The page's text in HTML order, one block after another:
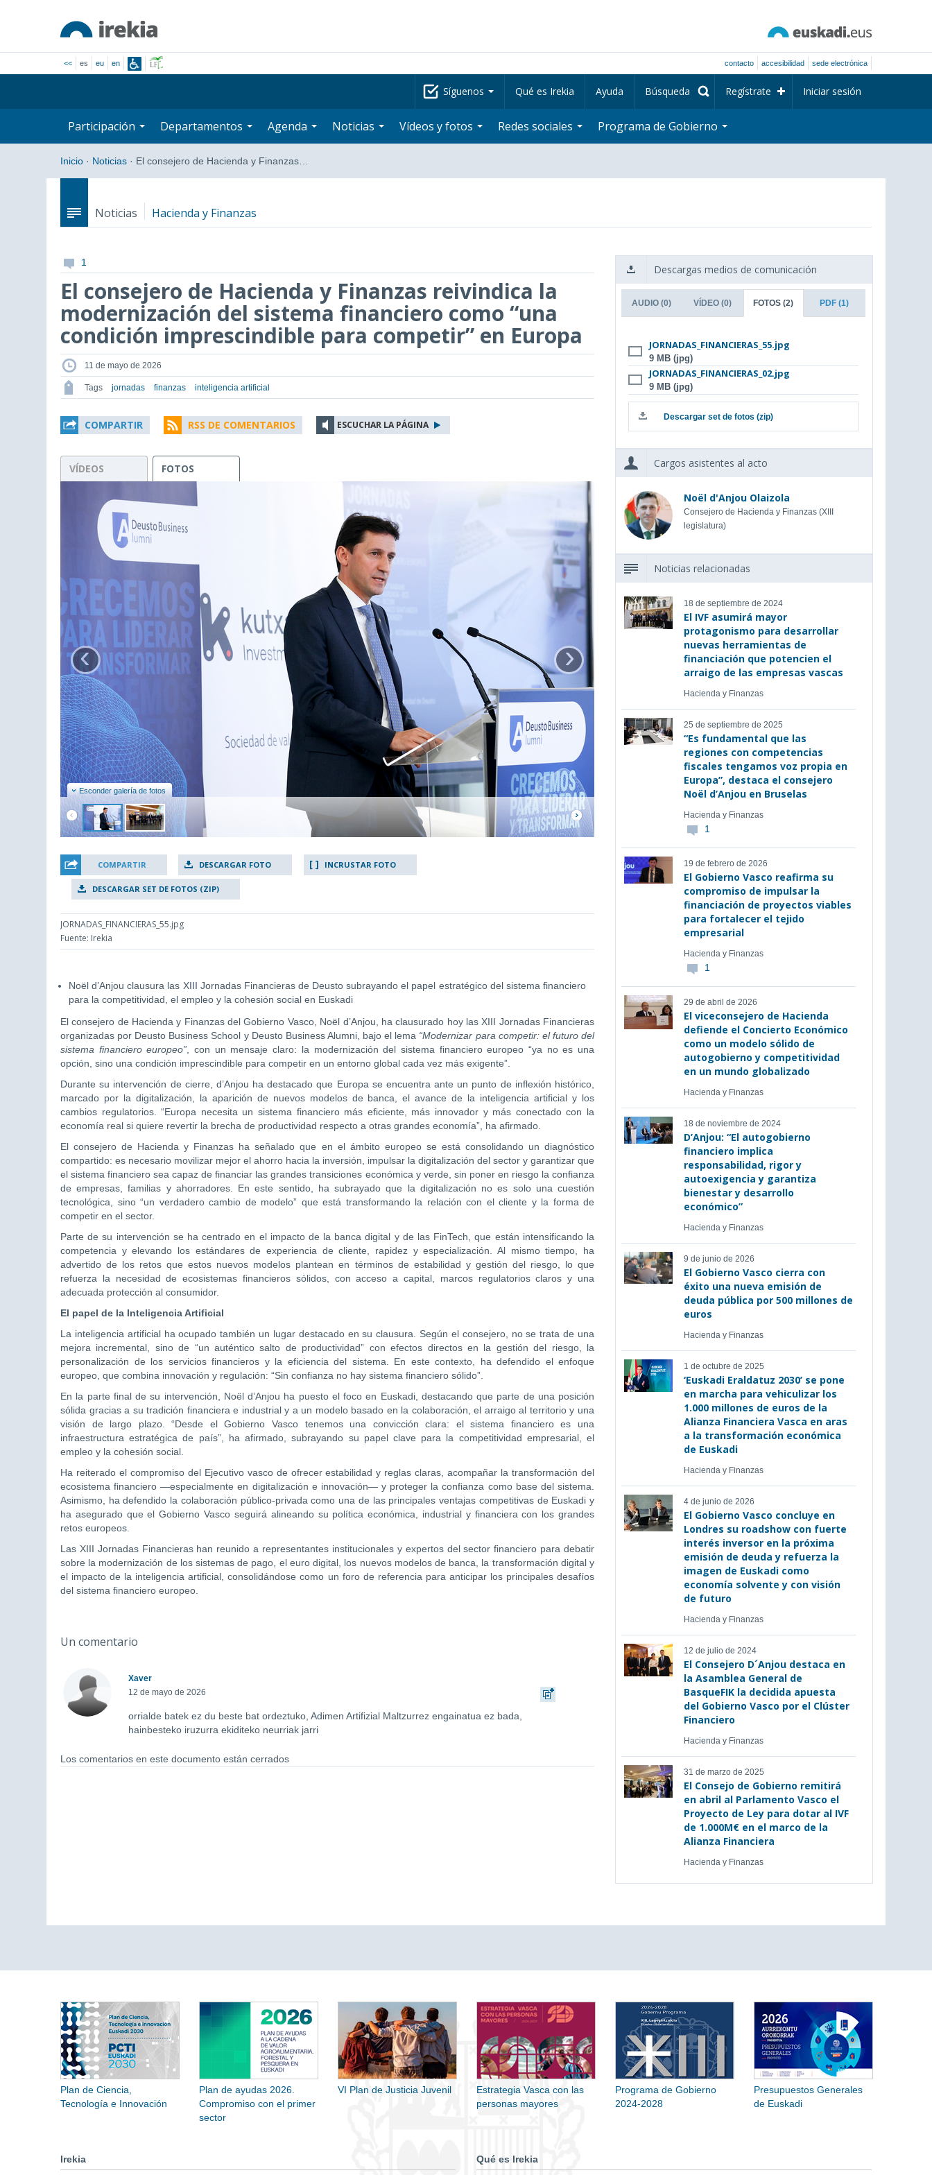
<< es eu en contacto accesibilidad sede electrónica
Síguenos Qué es Irekia Ayuda Búsqueda Regístrate Iniciar sesión
Participación Departamentos Agenda Noticias Vídeos y fotos Redes sociales Programa de Gobierno
Inicio · Noticias · El consejero de Hacienda y Finanzas…
Noticias Hacienda y Finanzas
1
El consejero de Hacienda y Finanzas reivindica la
modernización del sistema financiero como “una
condición imprescindible para competir” en Europa
11 de mayo de 2026
Tags jornadas finanzas inteligencia artificial
COMPARTIR RSS DE COMENTARIOS ESCUCHAR LA PÁGINA
VÍDEOS FOTOS
‹ ›
Esconder galería de fotos
COMPARTIR DESCARGAR FOTO INCRUSTAR FOTO
DESCARGAR SET DE FOTOS (ZIP)
JORNADAS_FINANCIERAS_55.jpg
Fuente: Irekia
Noël d’Anjou clausura las XIII Jornadas Financieras de Deusto subrayando el papel estratégico del sistema financiero
para la competitividad, el empleo y la cohesión social en Euskadi
El consejero de Hacienda y Finanzas del Gobierno Vasco, Noël d’Anjou, ha clausurado hoy las XIII Jornadas Financieras
organizadas por Deusto Business School y Deusto Business Alumni, bajo el lema “Modernizar para competir: el futuro del
sistema financiero europeo” , con un mensaje claro: la modernización del sistema financiero europeo “ya no es una
opción, sino una condición imprescindible para competir en un entorno global cada vez más exigente”.
Durante su intervención de cierre, d’Anjou ha destacado que Europa se encuentra ante un punto de inflexión histórico,
marcado por la digitalización, la aparición de nuevos modelos de banca, el avance de la inteligencia artificial y los
cambios regulatorios. “Europa necesita un sistema financiero más eficiente, más innovador y más conectado con la
economía real si quiere revertir la brecha de productividad respecto a otras grandes economía”, ha afirmado.
El consejero de Hacienda y Finanzas ha señalado que en el ámbito europeo se está consolidando un diagnóstico
compartido: es necesario movilizar mejor el ahorro hacia la inversión, impulsar la digitalización del sector y garantizar que
el sistema financiero sea capaz de financiar las grandes transiciones económica y verde, sin poner en riesgo la confianza
de empresas, familias y ahorradores. En este sentido, ha subrayado que la digitalización no es solo una cuestión
tecnológica, sino “un verdadero cambio de modelo” que está transformando la relación con el cliente y la forma de
competir en el sector.
Parte de su intervención se ha centrado en el impacto de la banca digital y de las FinTech, que están intensificando la
competencia y elevando los estándares de experiencia de cliente, rapidez y especialización. Al mismo tiempo, ha
advertido de los retos que estos nuevos modelos plantean en términos de estabilidad y gestión del riesgo, lo que
refuerza la necesidad de ecosistemas financieros sólidos, con acceso a capital, marcos regulatorios claros y una
adecuada protección al consumidor.
El papel de la Inteligencia Artificial
La inteligencia artificial ha ocupado también un lugar destacado en su clausura. Según el consejero, no se trata de una
mejora incremental, sino de “un auténtico salto de productividad” con efectos directos en la gestión del riesgo, la
personalización de los servicios financieros y la eficiencia del sistema. En este contexto, ha defendido el enfoque
europeo, que combina innovación y regulación: “Sin confianza no hay sistema financiero sólido”.
En la parte final de su intervención, Noël d’Anjou ha puesto el foco en Euskadi, destacando que parte de una posición
sólida gracias a su tradición financiera e industrial y a un modelo basado en la colaboración, el arraigo al territorio y una
visión de largo plazo. “Desde el Gobierno Vasco tenemos una convicción clara: el sistema financiero es una
infraestructura estratégica de país”, ha afirmado, subrayando su papel clave para la competitividad empresarial, el
empleo y la cohesión social.
Ha reiterado el compromiso del Ejecutivo vasco de ofrecer estabilidad y reglas claras, acompañar la transformación del
ecosistema financiero —especialmente en digitalización e innovación— y proteger la confianza como base del sistema.
Asimismo, ha defendido la colaboración público‑privada como una de las principales ventajas competitivas de Euskadi y
ha asegurado que el Gobierno Vasco seguirá alineando su política económica, industrial y financiera con los grandes
retos europeos.
Las XIII Jornadas Financieras han reunido a representantes institucionales y expertos del sector financiero para debatir
sobre la modernización de los sistemas de pago, el euro digital, los nuevos modelos de banca, la transformación digital y
el impacto de la inteligencia artificial, consolidándose como un foro de referencia para anticipar los principales desafíos
del sistema financiero europeo.
Un comentario
Xaver
12 de mayo de 2026
orrialde batek ez du beste bat ordeztuko, Adimen Artifizial Maltzurrez engainatua ez bada,
hainbesteko iruzurra ekiditeko neurriak jarri
Los comentarios en este documento están cerrados
Descargas medios de comunicación
AUDIO(0) VÍDEO(0) FOTOS (2) PDF (1)
JORNADAS_FINANCIERAS_55.jpg
9 MB (jpg)
JORNADAS_FINANCIERAS_02.jpg
9 MB (jpg)
Descargar set de fotos (zip)
Cargos asistentes al acto
Noël d'Anjou Olaizola
Consejero de Hacienda y Finanzas (XIII
legislatura)
Noticias relacionadas
18 de septiembre de 2024
El IVF asumirá mayor
protagonismo para desarrollar
nuevas herramientas de
financiación que potencien el
arraigo de las empresas vascas
Hacienda y Finanzas
25 de septiembre de 2025
“Es fundamental que las
regiones con competencias
fiscales tengamos voz propia en
Europa”, destaca el consejero
Noël d’Anjou en Bruselas
Hacienda y Finanzas
1
19 de febrero de 2026
El Gobierno Vasco reafirma su
compromiso de impulsar la
financiación de proyectos viables
para fortalecer el tejido
empresarial
Hacienda y Finanzas
1
29 de abril de 2026
El viceconsejero de Hacienda
defiende el Concierto Económico
como un modelo sólido de
autogobierno y competitividad
en un mundo globalizado
Hacienda y Finanzas
18 de noviembre de 2024
D’Anjou: “El autogobierno
financiero implica
responsabilidad, rigor y
autoexigencia y garantiza
bienestar y desarrollo
económico”
Hacienda y Finanzas
9 de junio de 2026
El Gobierno Vasco cierra con
éxito una nueva emisión de
deuda pública por 500 millones de
euros
Hacienda y Finanzas
1 de octubre de 2025
‘Euskadi Eraldatuz 2030’ se pone
en marcha para vehiculizar los
1.000 millones de euros de la
Alianza Financiera Vasca en aras
a la transformación económica
de Euskadi
Hacienda y Finanzas
4 de junio de 2026
El Gobierno Vasco concluye en
Londres su roadshow con fuerte
interés inversor en la próxima
emisión de deuda y refuerza la
imagen de Euskadi como
economía solvente y con visión
de futuro
Hacienda y Finanzas
12 de julio de 2024
El Consejero D´Anjou destaca en
la Asamblea General de
BasqueFIK la decidida apuesta
del Gobierno Vasco por el Clúster
Financiero
Hacienda y Finanzas
31 de marzo de 2025
El Consejo de Gobierno remitirá
en abril al Parlamento Vasco el
Proyecto de Ley para dotar al IVF
de 1.000M€ en el marco de la
Alianza Financiera
Hacienda y Finanzas
Plan de Ciencia,
Tecnología e Innovación
Plan de ayudas 2026.
Compromiso con el primer
sector
VI Plan de Justicia Juvenil
Estrategia Vasca con las
personas mayores
Programa de Gobierno
2024-2028
Presupuestos Generales
de Euskadi
Irekia Qué es Irekia